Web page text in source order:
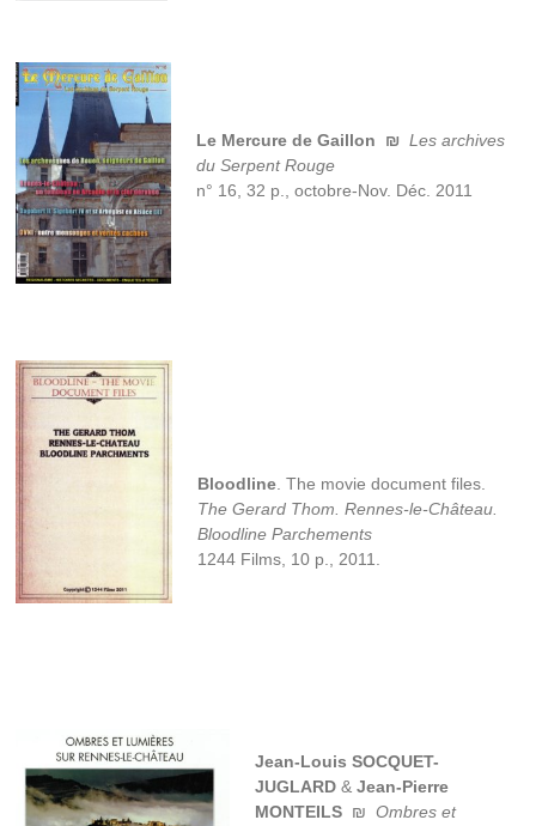
Le Mercure de Gaillon ₪ Les archives
du Serpent Rouge
n° 16, 32 p., octobre-Nov. Déc. 2011
Bloodline . The movie document files.
The Gerard Thom. Rennes-le-Château.
Bloodline Parchements
1244 Films, 10 p., 2011.
Jean-Louis SOCQUET-
JUGLARD &Jean-Pierre
MONTEILS ₪Ombres et